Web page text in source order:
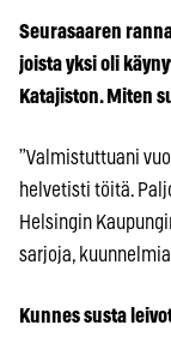
Seurasaaren
joista yksi oli
Katajiston. Miten
”Valmistuttuani
helvetisti töitä.
Helsingin
sarjoja,
Kunnes susta